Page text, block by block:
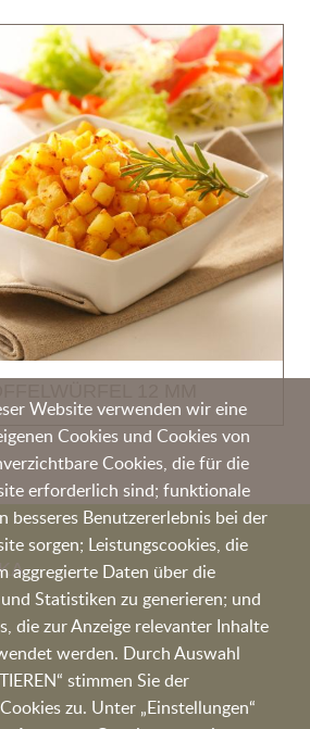
Website verwenden wir eine
Cookies und Cookies von
Cookies, die für die
erforderlich sind; funktionale
besseres Benutzererlebnis bei der
sorgen; Leistungscookies, die
aggregierte Daten über die
Statistiken zu generieren; und
die zur Anzeige relevanter Inhalte
werden. Durch Auswahl
stimmen Sie der
zu. Unter „Einstellungen“